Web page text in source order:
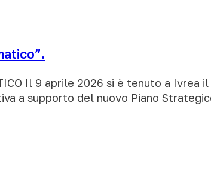
Il 9 aprile 2026 si è tenuto a
a supporto del nuovo Piano